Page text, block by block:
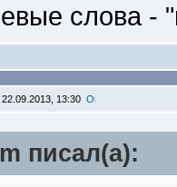
слова -
13:30
писал(a):